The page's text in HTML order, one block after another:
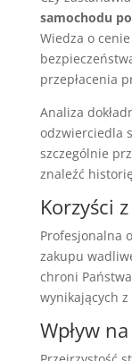
samochodu
Wiedza o
przepłacenia
Analiza
odzwierciedla
szczególnie
znaleźć
Korzyści
Profesjonalna
zakupu
chroni
wynikających
Wpływ